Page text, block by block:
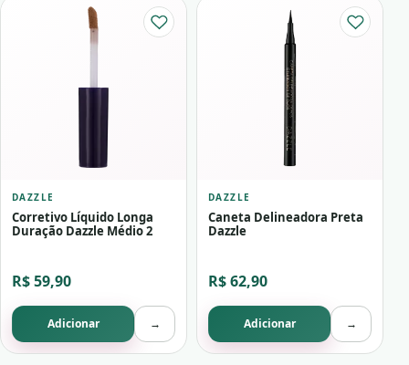
DAZZLE
Corretivo Líquido Longa
Duração Dazzle Médio 2
R$ 59,90
Adicionar →
DAZZLE
Caneta Delineadora Preta
Dazzle
R$ 62,90
Adicionar →